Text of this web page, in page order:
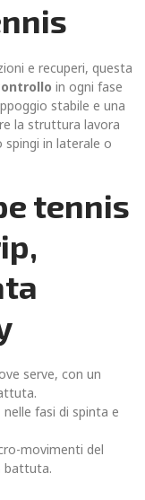
e recuperi, questa
in ogni fase
stabile e una
la struttura lavora
in laterale o
tennis
serve, con un
fasi di spinta e
movimenti del
battuta.